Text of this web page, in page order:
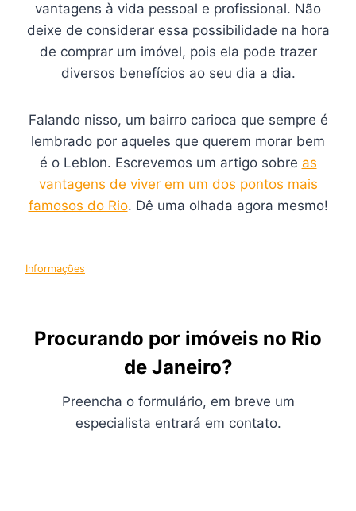
vantagens à vida pessoal e profissional. Não
deixe de considerar essa possibilidade na hora
de comprar um imóvel, pois ela pode trazer
diversos benefícios ao seu dia a dia.
Falando nisso, um bairro carioca que sempre é
lembrado por aqueles que querem morar bem
é o Leblon. Escrevemos um artigo sobre as
vantagens de viver em um dos pontos mais
famosos do Rio. Dê uma olhada agora mesmo!
Informações
Procurando por imóveis no Rio
de Janeiro?
Preencha o formulário, em breve um
especialista entrará em contato.